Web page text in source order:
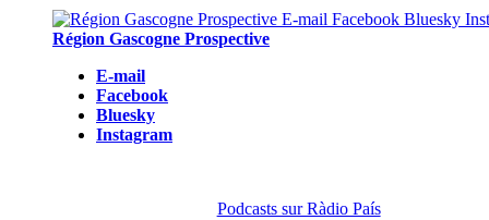
Région Gascogne Prospective
E-mail
Facebook
Bluesky
Instagram
Podcasts sur Ràdio País